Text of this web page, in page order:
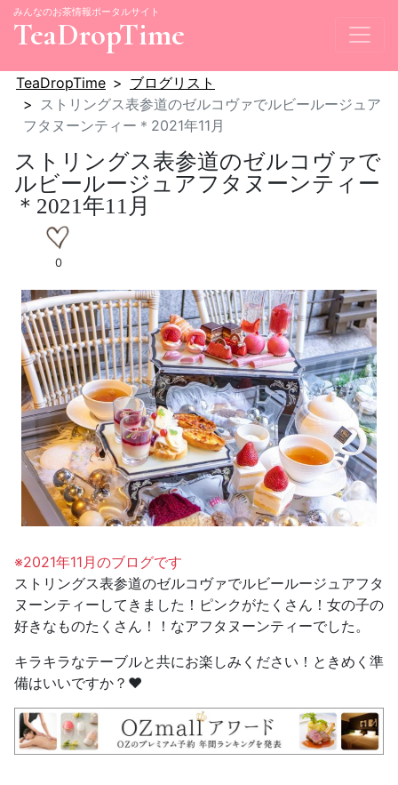
みんなのお茶情報ポータルサイト
TeaDropTime
TeaDropTime
ブログリスト
ストリングス表参道のゼルコヴァでルビールージュア
フタヌーンティー＊2021年11月
ストリングス表参道のゼルコヴァで
ルビールージュアフタヌーンティー
＊2021年11月
0
※2021年11月のブログです
ストリングス表参道のゼルコヴァでルビールージュアフタ
ヌーンティーしてきました！ピンクがたくさん！女の子の
好きなものたくさん！！なアフタヌーンティーでした。
キラキラなテーブルと共にお楽しみください！ときめく準
備はいいですか？❤️